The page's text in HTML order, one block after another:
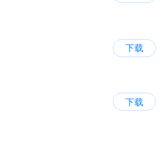
下载
下载